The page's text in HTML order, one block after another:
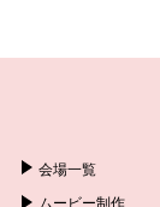
会場一覧
ムービー制作